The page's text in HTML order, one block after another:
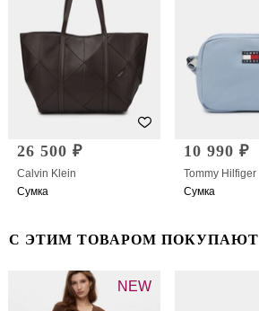
26 500 ₽
Calvin Klein
Сумка
10 990 ₽
Tommy Hilfiger
Сумка
С ЭТИМ ТОВАРОМ ПОКУПАЮТ
NEW